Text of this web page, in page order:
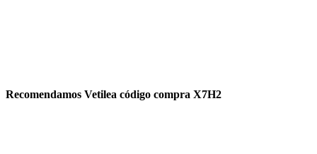
Recomendamos Vetilea código compra X7H2